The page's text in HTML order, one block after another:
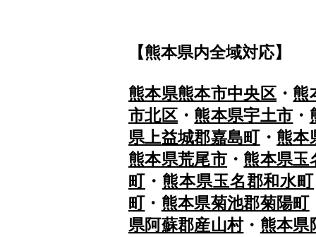
【熊本県内全域対応】
熊本県熊本市中央区 ・ 熊
市北区 ・ 熊本県宇土市 ・
県上益城郡嘉島町・ 熊本
熊本県荒尾市 ・ 熊本県玉
町・ 熊本県玉名郡和水町
町・ 熊本県菊池郡菊陽町
県阿蘇郡産山村・ 熊本県